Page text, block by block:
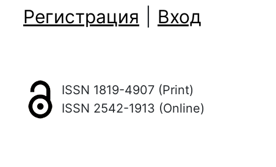
Регистрация
Вход
ISSN 1819-4907 (Print)
ISSN 2542-1913 (Online)